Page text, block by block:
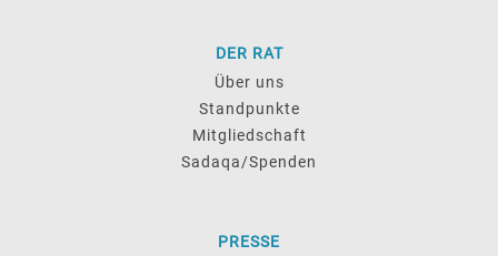
DER RAT
Über uns
Standpunkte
Mitgliedschaft
Sadaqa/Spenden
PRESSE